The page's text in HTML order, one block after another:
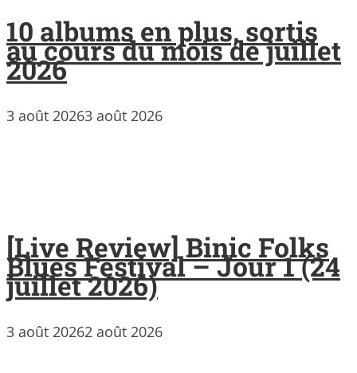
10 albums en plus, sortis
au cours du mois de juillet
2026
3 août 20263 août 2026
[Live Review] Binic Folks
Blues Festival – Jour 1 (24
juillet 2026)
3 août 20262 août 2026